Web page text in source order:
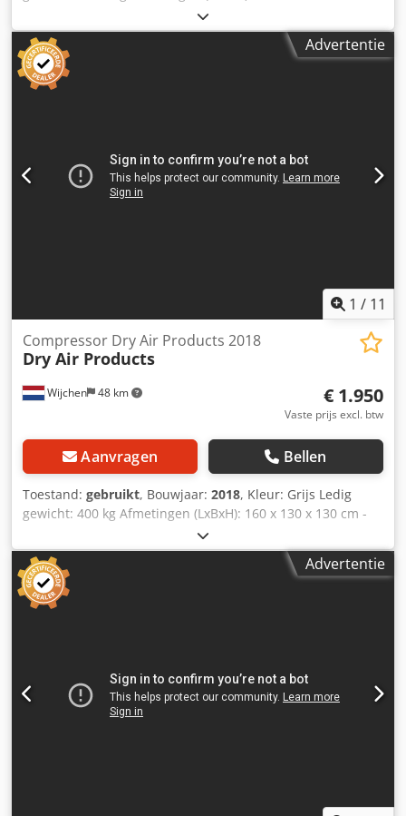
Bijzonderheden: - └ Omschrijving: 48000 draaiuren -
Bouwjaar: 2011 - Documentatie aanwezig: Nee - CE
markering aanwezig: Ja - CE certificaat aanwezig: Nee -
Serienummer: CD10007783001 Dcjdpjyvr E Dofx Afkek -
Transportafmetingen: 2350mm x 1240mm x 1990mm (l x b
Levering en inruil altijd mogelijk van alles in de industriële
sectoren Yorick Diebels
Advertentie
1 / 11
Wijchen 48 km
Compressor Dry Air Products 2018
Dry Air Products
€ 1.950
Vaste prijs excl. btw
Aanvragen Bellen
Toestand: gebruikt, Bouwjaar: 2018, Kleur: Grijs Ledig
gewicht: 400 kg Afmetingen (LxBxH): 160 x 130 x 130 cm -
Bijzonderheden: Dcedpfeyuga Ejx Afkek - └ Omschrijving:
Inclusief tank en droger - Bouwjaar: 2018 - Documentatie
aanwezig: Nee - CE certificaat aanwezig: Nee -
Transportafmetingen: 1600mm x 1300mm x 1300mm (l x b
x h) - Transportgewicht [kg]: 400kg - Transportcolli [st.]: 1
sectoren Yorick Diebels
Advertentie